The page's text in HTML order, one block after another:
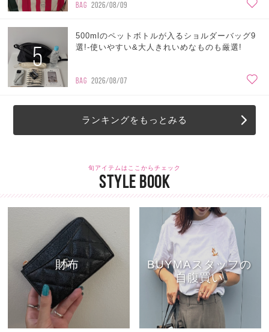
BAG 2026/08/09
5
500mlのペットボトルが入るショルダーバッグ9
選!-使いやすい&大人きれいめなものも厳選!
BAG 2026/08/07
ランキングをもっとみる
旬アイテムはここからチェック
STYLE BOOK
財布
BUYMAスタッフの
自腹買い